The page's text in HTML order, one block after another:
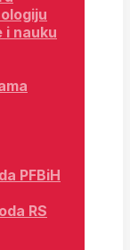
i nauku
PFBiH
RS